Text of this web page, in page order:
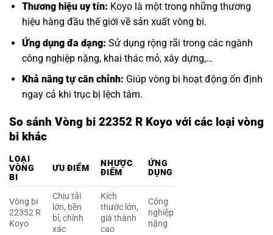
Thương hiệu uy tín: Koyo là một trong những thương
hiệu hàng đầu thế giới về sản xuất vòng bi.
Ứng dụng đa dạng: Sử dụng rộng rãi trong các ngành
công nghiệp nặng, khai thác mỏ, xây dựng,…
Khả năng tự căn chỉnh: Giúp vòng bi hoạt động ổn định
ngay cả khi trục bị lệch tâm.
So sánh Vòng bi 22352 R Koyo với các loại vòng
bi khác
LOẠI
VÒNG
BI
ƯU ĐIỂM
NHƯỢC
ĐIỂM
ỨNG
DỤNG
Vòng bi
22352 R
Koyo
Chịu tải
lớn, bền
bỉ, chính
xác
Kích
thước lớn,
giá thành
cao
Công
nghiệp
nặng